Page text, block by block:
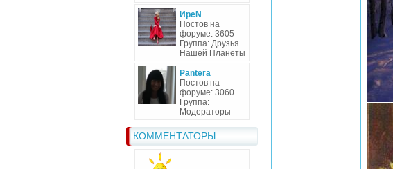
ИреN
Постов на
форуме: 3605
Группа: Друзья
Нашей Планеты
Pantera
Постов на
форуме: 3060
Группа:
Модераторы
КОММЕНТАТОРЫ